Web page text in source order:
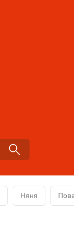
Няня